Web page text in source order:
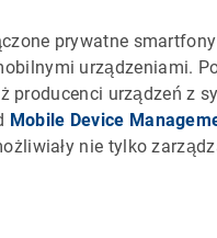
prywatne
urządzeniami.
producenci urządzeń z
Mobile Device
nie tylko